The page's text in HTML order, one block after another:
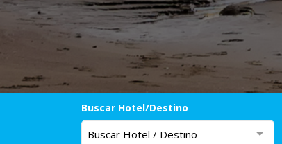
Buscar Hotel/Destino
Buscar Hotel / Destino